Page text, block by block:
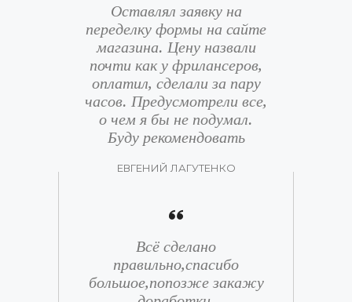
Оставлял заявку на
переделку формы на сайте
магазина. Цену назвали
почти как у фрилансеров,
оплатил, сделали за пару
часов. Предусмотрели все,
о чем я бы не подумал.
Буду рекомендовать
ЕВГЕНИЙ ЛАГУТЕНКО
Всё сделано
правильно,спасибо
большое,попозже закажу